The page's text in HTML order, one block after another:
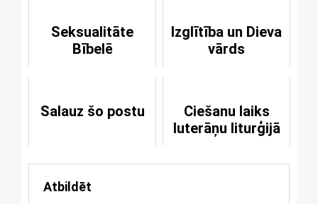
Seksualitāte
Bībelē
Izglītība un Dieva
vārds
Salauz šo postu
Ciešanu laiks
luterāņu liturģijā
Atbildēt